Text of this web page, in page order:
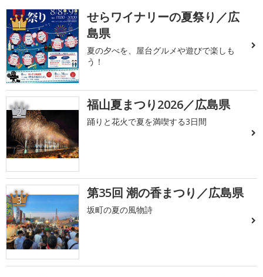
1
せらワイナリーの夏祭り／広
島県
夏の夕べを、屋台グルメや遊びで楽しも
う！
2 福山夏まつり2026／広島県
踊りと花火で夏を満喫する3日間
3 第35回 潮の香まつり／広島県
坂町の夏の風物詩